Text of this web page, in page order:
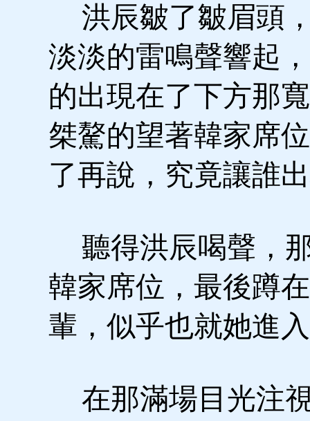
洪辰皺了皺眉頭
淡淡的雷鳴聲響起
的出現在了下方那
桀驁的望著韓家席
了再說，究竟讓誰
聽得洪辰喝聲，
韓家席位，最後蹲
輩，似乎也就她進
在那滿場目光注